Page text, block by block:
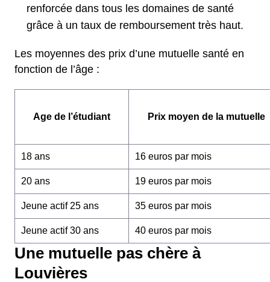
renforcée dans tous les domaines de santé
grâce à un taux de remboursement très haut.
Les moyennes des prix d’une mutuelle santé en
fonction de l’âge :
Age de l’étudiant Prix moyen de la mutuelle
18 ans 16 euros par mois
20 ans 19 euros par mois
Jeune actif 25 ans 35 euros par mois
Jeune actif 30 ans 40 euros par mois
Une mutuelle pas chère à
Louvières